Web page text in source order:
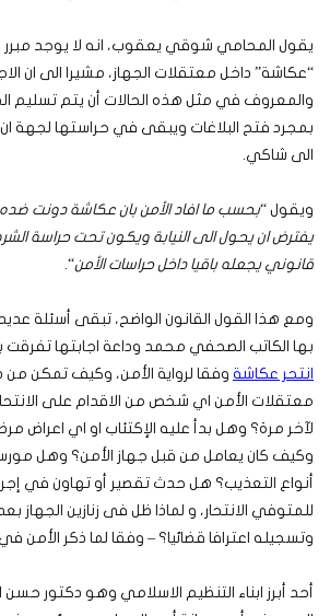
يقول المحامي شوقي يعقوب، انه لا يوجد مبرر
“عكاشة” داخل معتقلات الجهاز، مشيرا الى ان
والمعروف في مثل هذه الحالات أن يتم تسليم
بمجرد فتح البلاغات ويبقى في حراستها لجهة ان
الى شاكي.
ويقول “بحسب ما افاد الأمن بان عكاشة دونت ضده
يفترض ان يحول الى النيابة ويكون تحت حراسة
قانوني يجعله باقيا داخل حراسات الأمن“.
ومع هذا القول القانون الواضح، تبقى أسئلة
بها الكاتب الصحفي محمد وداعة اجابتها تفرقت
انتحر عكاشة وفقا لرواية الأمن، وكيف تمكن
معتقلات الأمن اي شخص من الاقدام على
لآخر مرة؟ وهل بدأ عليه الإكتئاب او اي اعراض
وكيف كان يعامل من قبل جهاز الأمن؟ وهل
أنواع التعذيب؟ هل حدث تقصير أو تهاون في
للمتوفي الانتحار، و لماذا ظل فى زنازين الجهاز
وتسجيله اعترافا قضائيا؟ – وفقا لما ذكر الأمن في
أحد أبرز ابناء التنظيم الاسلامي وهو دكتور حسن